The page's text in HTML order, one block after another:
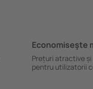
Economiseşte
Prețuri atractive
pentru utilizatorii